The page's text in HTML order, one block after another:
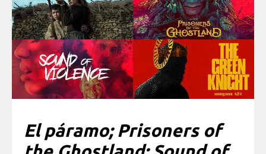
El páramo; Prisoners of